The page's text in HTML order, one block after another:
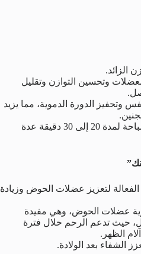
الزائد.
وتحسين التوازن وتقليل
وتحفيز الدورة الدموية، مما يزيد
يمكن للحامل ممارسة السباحة لمدة 20 إلى 30 دقيقة عدة
لتعزيز عضلات الحوض وزيادة
عضلات الحوض، وهي مفيدة
حيث تدعم الرحم خلال فترة
الظهر.
الشفاء بعد الولادة.